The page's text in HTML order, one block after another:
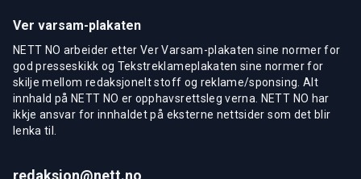
Ver varsam-plakaten
NETT NO arbeider etter Ver Varsam-plakaten sine normer for
god presseskikk og Tekstreklameplakaten sine normer for
skilje mellom redaksjonelt stoff og reklame/sponsing. Alt
innhald på NETT NO er opphavsrettsleg verna. NETT NO har
ikkje ansvar for innhaldet på eksterne nettsider som det blir
lenka til.
redaksjon@nett.no